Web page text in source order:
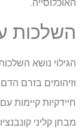
האוכלוסייה.
השלכות
הגילוי נושא
חיידקיות קיימות
מבחן קליני